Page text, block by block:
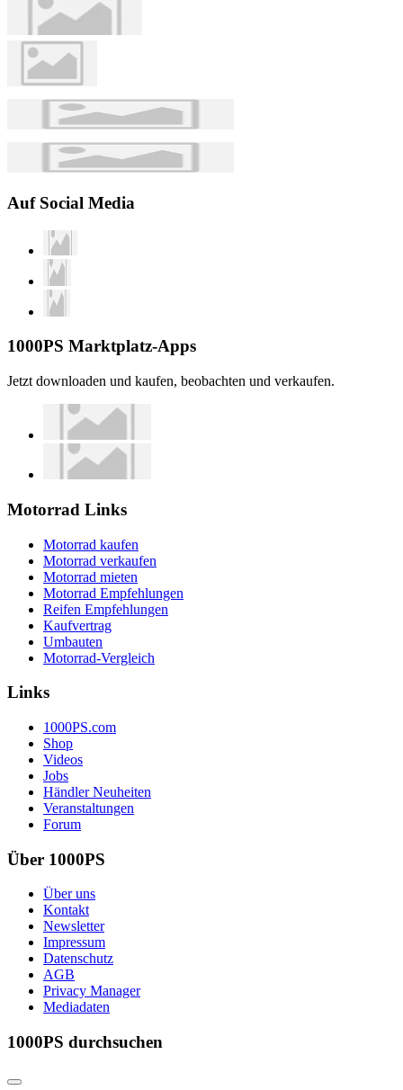
Auf Social Media
1000PS Marktplatz-Apps
Jetzt downloaden und kaufen, beobachten und verkaufen.
Motorrad Links
Motorrad kaufen
Motorrad verkaufen
Motorrad mieten
Motorrad Empfehlungen
Reifen Empfehlungen
Kaufvertrag
Umbauten
Motorrad-Vergleich
Links
1000PS.com
Shop
Videos
Jobs
Händler Neuheiten
Veranstaltungen
Forum
Über 1000PS
Über uns
Kontakt
Newsletter
Impressum
Datenschutz
AGB
Privacy Manager
Mediadaten
1000PS durchsuchen